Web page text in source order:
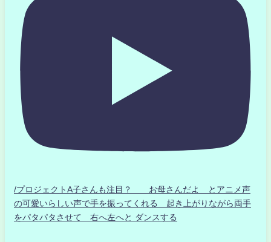
/プロジェクトA子さんも注目？ お母さんだよ とアニメ声
の可愛いらしい声で手を振ってくれる 起き上がりながら両手
をパタパタさせて 右へ左へと ダンスする